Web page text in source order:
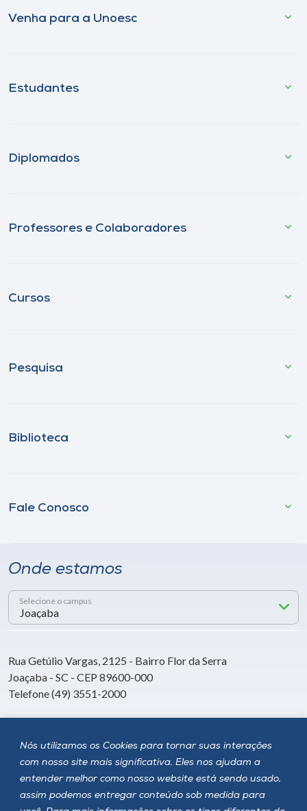
Nós utilizamos os Cookies para tornar suas interações
com nosso site mais significativa. Eles nos ajudam a
entender melhor como nosso website está sendo usado,
assim podemos entregar conteúdo sob medida para
Venha para a Unoesc
Estudantes
Diplomados
Professores e Colaboradores
Cursos
Pesquisa
Biblioteca
Fale Conosco
Onde estamos
Selecione o campus
Rua Getúlio Vargas, 2125 - Bairro Flor da Serra
Joaçaba - SC - CEP 89600-000
Telefone (49) 3551-2000
Siga a Unoesc